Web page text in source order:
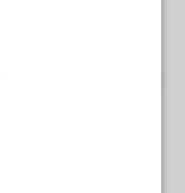
sûr les bienvenus